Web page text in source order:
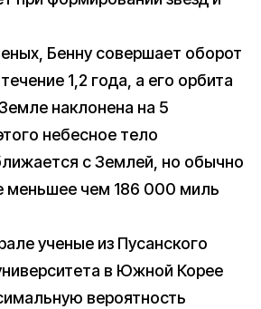
Бенну совершает оборот
1,2 года, а его орбита
наклонена на 5
небесное тело
с Землей, но обычно
меньшее чем 186 000 миль
ученые из Пусанского
в Южной Корее
вероятность